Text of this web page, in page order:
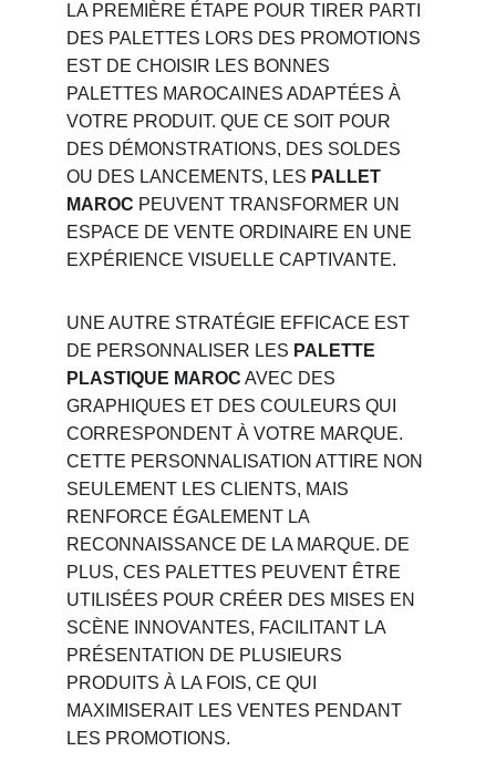
LA PREMIÈRE ÉTAPE POUR TIRER PARTI
DES PALETTES LORS DES PROMOTIONS
EST DE CHOISIR LES BONNES
PALETTES MAROCAINES ADAPTÉES À
VOTRE PRODUIT. QUE CE SOIT POUR
DES DÉMONSTRATIONS, DES SOLDES
OU DES LANCEMENTS, LES PALLET
MAROC PEUVENT TRANSFORMER UN
ESPACE DE VENTE ORDINAIRE EN UNE
EXPÉRIENCE VISUELLE CAPTIVANTE.
UNE AUTRE STRATÉGIE EFFICACE EST
DE PERSONNALISER LES PALETTE
PLASTIQUE MAROC AVEC DES
GRAPHIQUES ET DES COULEURS QUI
CORRESPONDENT À VOTRE MARQUE.
CETTE PERSONNALISATION ATTIRE NON
SEULEMENT LES CLIENTS, MAIS
RENFORCE ÉGALEMENT LA
RECONNAISSANCE DE LA MARQUE. DE
PLUS, CES PALETTES PEUVENT ÊTRE
UTILISÉES POUR CRÉER DES MISES EN
SCÈNE INNOVANTES, FACILITANT LA
PRÉSENTATION DE PLUSIEURS
PRODUITS À LA FOIS, CE QUI
MAXIMISERAIT LES VENTES PENDANT
LES PROMOTIONS.